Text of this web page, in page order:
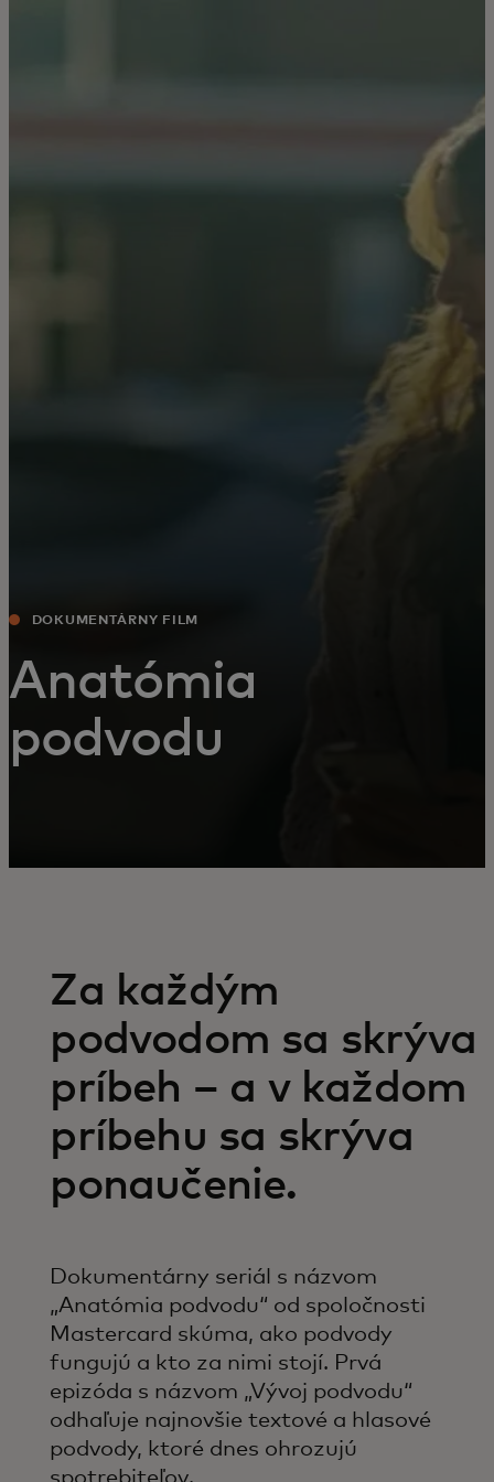
DOKUMENTÁRNY FILM
Anatómia
podvodu
Za každým
podvodom sa skrýva
príbeh – a v každom
príbehu sa skrýva
ponaučenie.
Dokumentárny seriál s názvom
„Anatómia podvodu“ od spoločnosti
Mastercard skúma, ako podvody
fungujú a kto za nimi stojí. Prvá
epizóda s názvom „Vývoj podvodu“
odhaľuje najnovšie textové a hlasové
podvody, ktoré dnes ohrozujú
spotrebiteľov.